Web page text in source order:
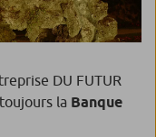
DU FUTUR
la Banque